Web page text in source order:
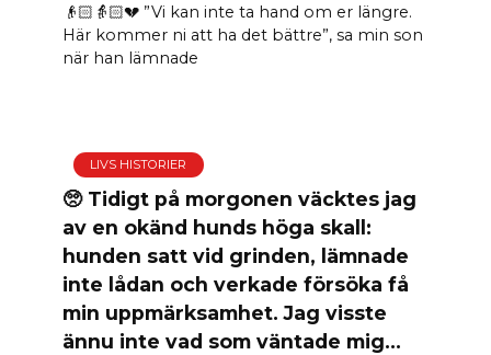
👴🏻👵🏻💔 ”Vi kan inte ta hand om er längre.
Här kommer ni att ha det bättre”, sa min son
när han lämnade
LIVS HISTORIER
🥺 Tidigt på morgonen väcktes jag
av en okänd hunds höga skall:
hunden satt vid grinden, lämnade
inte lådan och verkade försöka få
min uppmärksamhet. Jag visste
ännu inte vad som väntade mig…